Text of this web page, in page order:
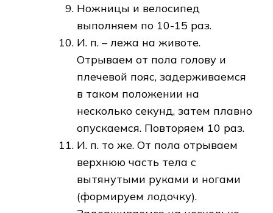
Ножницы и велосипед
выполняем по 10-15 раз.
И. п. – лежа на животе.
Отрываем от пола голову и
плечевой пояс, задерживаемся
в таком положении на
несколько секунд, затем плавно
опускаемся. Повторяем 10 раз.
И. п. то же. От пола отрываем
верхнюю часть тела с
вытянутыми руками и ногами
(формируем лодочку).